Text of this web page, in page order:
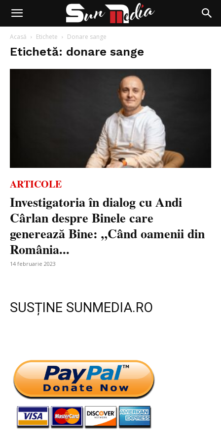
Acasă Etichete Donare sange
Etichetă: donare sange
ARTICOLE
Investigatoria în dialog cu Andi
Cârlan despre Binele care
generează Bine: „Când oamenii din
România...
14 februarie 2023
SUSȚINE SUNMEDIA.RO